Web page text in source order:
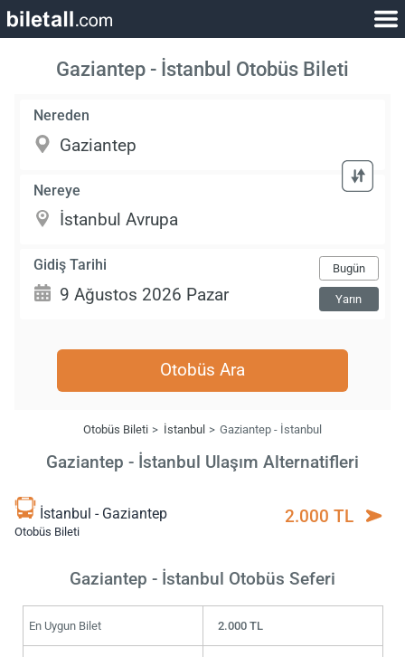
Gaziantep - İstanbul Otobüs Bileti
Nereden
Nereye
Gidiş Tarihi Bugün
Yarın
Otobüs Ara
Otobüs Bileti İstanbul Gaziantep - İstanbul
Gaziantep - İstanbul Ulaşım Alternatifleri
İstanbul - Gaziantep
Otobüs Bileti
2.000 TL
Gaziantep - İstanbul Otobüs Seferi
En Uygun Bilet 2.000 TL